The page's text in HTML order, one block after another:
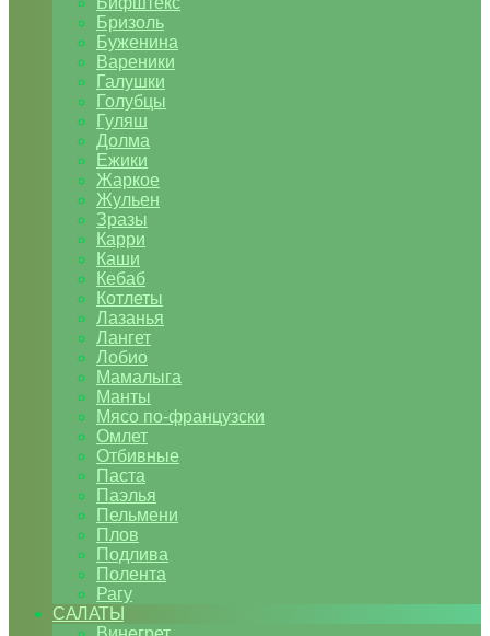
Бризоль
Буженина
Вареники
Галушки
Голубцы
Гуляш
Долма
Ежики
Жаркое
Жульен
Зразы
Карри
Каши
Кебаб
Котлеты
Лазанья
Лангет
Лобио
Мамалыга
Манты
Мясо по-французски
Омлет
Отбивные
Паста
Паэлья
Пельмени
Плов
Подлива
Полента
Рагу
САЛАТЫ